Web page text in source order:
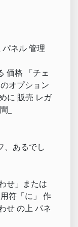
ネル 管理
価格 「チェ
オプション
に 販売 レガ
_
、あるでし
せ」または
符「に」 作
せ の上 パネ